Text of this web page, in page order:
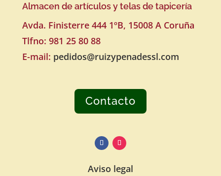
Almacen de artículos y telas de tapicería
Avda. Finisterre 444 1ºB, 15008 A Coruña
Tlfno: 981 25 80 88
E-mail: pedidos@ruizypenadessl.com
Contacto
Aviso legal